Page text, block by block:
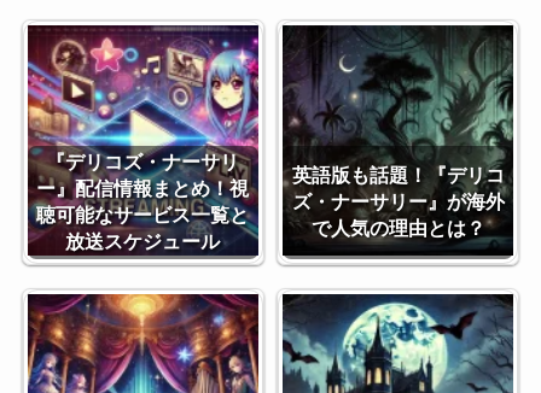
『デリコズ・ナーサリ
ー』配信情報まとめ！視
聴可能なサービス一覧と
放送スケジュール
英語版も話題！『デリコ
ズ・ナーサリー』が海外
で人気の理由とは？